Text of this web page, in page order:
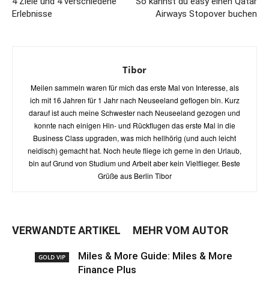
Erlebnisse
Airways Stopover buchen
Tibor
Meilen sammeln waren für mich das erste Mal von Interesse, als
ich mit 16 Jahren für 1 Jahr nach Neuseeland geflogen bin. Kurz
darauf ist auch meine Schwester nach Neuseeland gezogen und
konnte nach einigen Hin- und Rückflugen das erste Mal in die
Business Class upgraden, was mich hellhörig (und auch leicht
neidisch) gemacht hat. Noch heute fliege ich gerne in den Urlaub,
bin auf Grund von Studium und Arbeit aber kein Vielflieger. Beste
Grüße aus Berlin Tibor
VERWANDTE ARTIKEL MEHR VOM AUTOR
GOLD VIP
Miles & More Guide: Miles & More
Finance Plus